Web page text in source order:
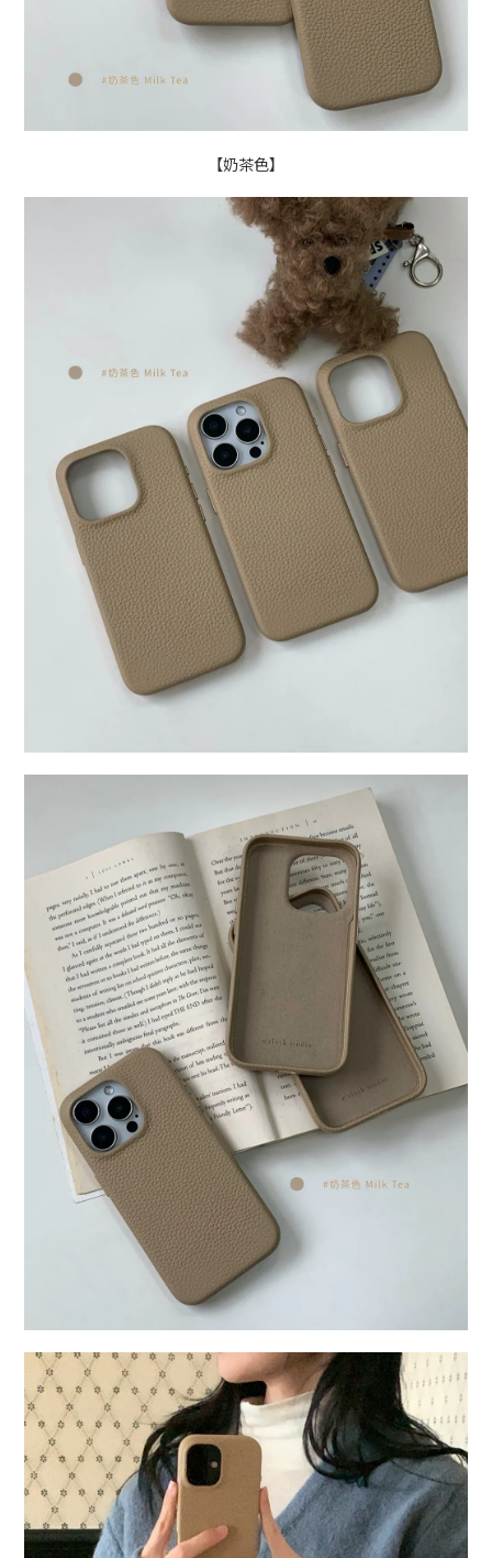
【奶茶色】